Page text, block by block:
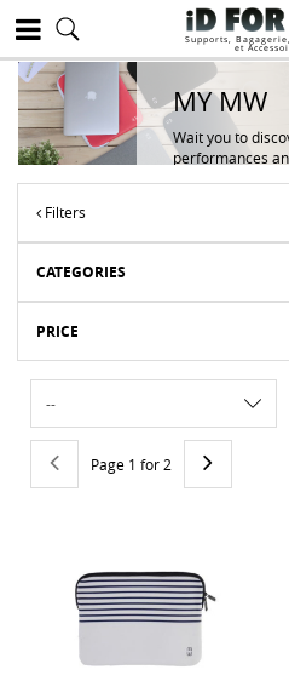
Supports,
et
MY MW
Wait you to
performances
you"!
Filters
CATEGORIES
PRICE
Page 1 for 2